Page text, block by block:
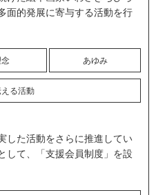
面的発展に寄与する活動を行
あゆみ
る活動
した活動をさらに推進してい
して、「支援会員制度」を設